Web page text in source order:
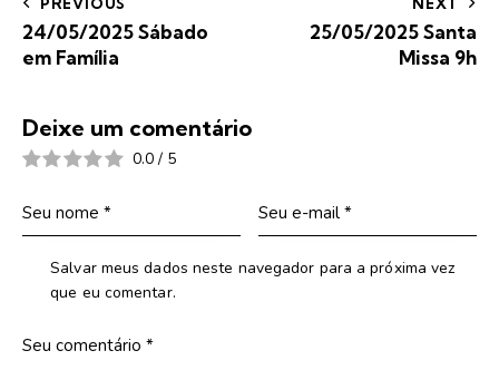
24/05/2025 Sábado
em Família
25/05/2025 Santa
Missa 9h
Deixe um comentário
0.0 / 5
Salvar meus dados neste navegador para a próxima vez
que eu comentar.